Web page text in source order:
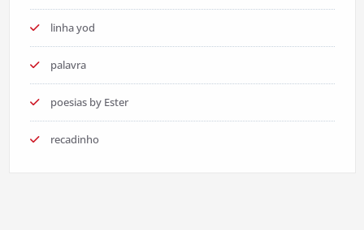
linha yod
palavra
poesias by Ester
recadinho